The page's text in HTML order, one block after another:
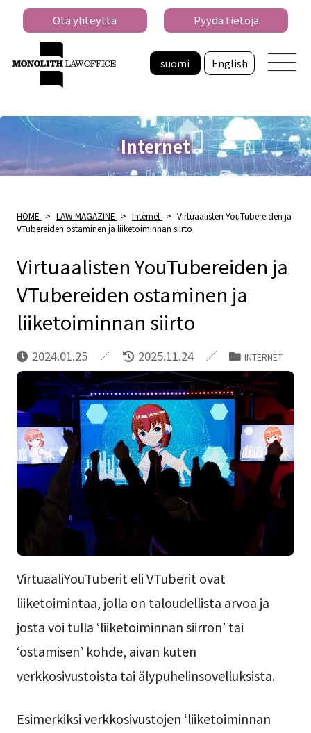
suomi English
Ota yhteyttä Pyydä tietoja
Internet
HOME > LAW MAGAZINE > Internet > Virtuaalisten YouTubereiden ja
VTubereiden ostaminen ja liiketoiminnan siirto
Virtuaalisten YouTubereiden ja
VTubereiden ostaminen ja
liiketoiminnan siirto
2024.01.25 2025.11.24 INTERNET
VirtuaaliYouTuberit eli VTuberit ovat
liiketoimintaa, jolla on taloudellista arvoa ja
josta voi tulla ‘liiketoiminnan siirron’ tai
‘ostamisen’ kohde, aivan kuten
verkkosivustoista tai älypuhelinsovelluksista.
Esimerkiksi verkkosivustojen ‘liiketoiminnan